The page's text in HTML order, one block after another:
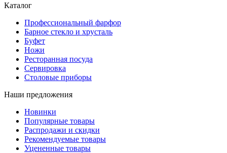
Каталог
Профессиональный фарфор
Барное стекло и хрусталь
Буфет
Ножи
Ресторанная посуда
Сервировка
Столовые приборы
Наши предложения
Новинки
Популярные товары
Распродажи и скидки
Рекомендуемые товары
Уцененные товары